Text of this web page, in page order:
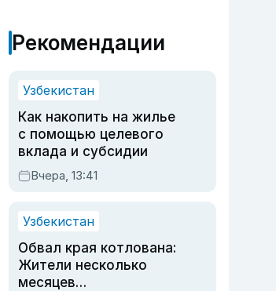
Рекомендации
Узбекистан
Как накопить на жилье
с помощью целевого
вклада и субсидии
Вчера, 13:41
Узбекистан
Обвал края котлована:
Жители несколько
месяцев